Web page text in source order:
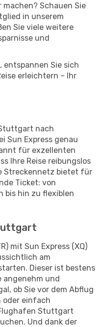
Schauen Sie
in unserem
Sie viele weitere
und
entspannen Sie sich
erleichtern – Ihr
nach
Sun Express genau
für exzellenten
Ihre Reise reibungslos
Streckennetz bietet für
Ticket: von
bis hin zu flexiblen
mit Sun Express (XQ)
am
Dieser ist bestens
angenehm und
ob Sie vor dem Abflug
oder einfach
Stuttgart
Und dank der